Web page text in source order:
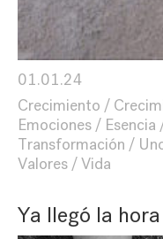
01.01.24
Crecimiento
Emociones
Esencia
Transformación
Valores
Vida
Ya llegó la